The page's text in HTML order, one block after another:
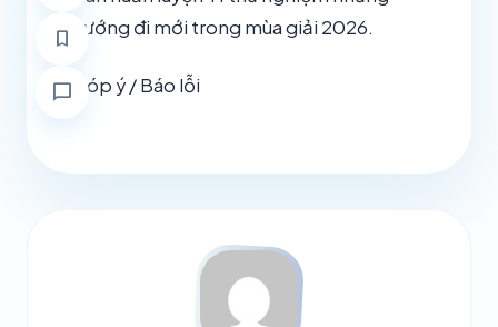
bookmark
chat_bubble
hướng đi mới trong mùa giải 2026.
Góp ý / Báo lỗi